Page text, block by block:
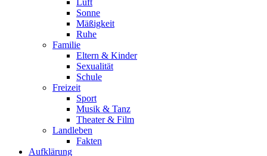
Luft
Sonne
Mäßigkeit
Ruhe
Familie
Eltern & Kinder
Sexualität
Schule
Freizeit
Sport
Musik & Tanz
Theater & Film
Landleben
Fakten
Aufklärung